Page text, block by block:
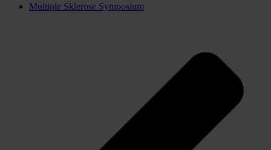
Multiple Sklerose Symposium